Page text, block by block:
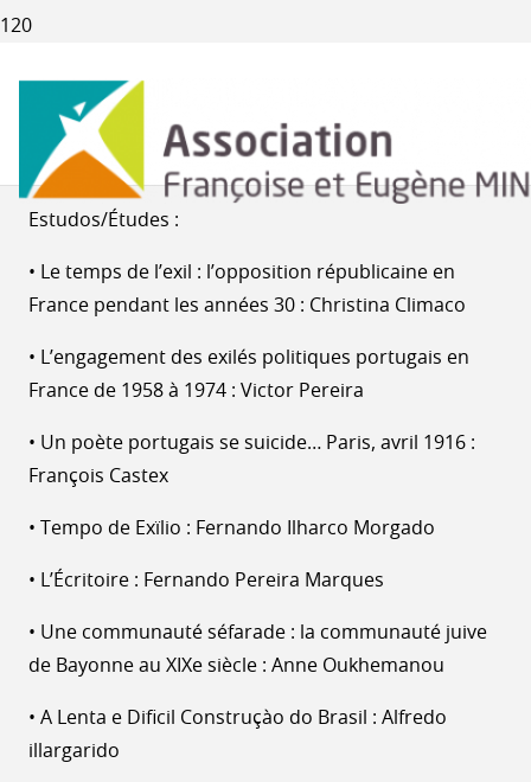
2001
Sommaire de la revue lusophone.
Estudos/Études :
• Le temps de l’exil : l’opposition républicaine en
France pendant les années 30 : Christina Climaco
• L’engagement des exilés politiques portugais en
France de 1958 à 1974 : Victor Pereira
• Un poète portugais se suicide… Paris, avril 1916 :
François Castex
• Tempo de Exïlio : Fernando Ilharco Morgado
• L’Écritoire : Fernando Pereira Marques
• Une communauté séfarade : la communauté juive
de Bayonne au XIXe siècle : Anne Oukhemanou
• A Lenta e Dificil Construçào do Brasil : Alfredo
illargarido